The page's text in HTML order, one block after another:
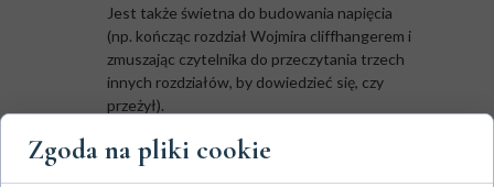
Jest także świetna do budowania napięcia
(np. kończąc rozdział Wojmira cliffhangerem i
zmuszając czytelnika do przeczytania trzech
innych rozdziałów, by dowiedzieć się, czy
przeżył).
zabija tempo. Jeśli wprowadzisz ich dziesięciu,
Zgoda na pliki cookie